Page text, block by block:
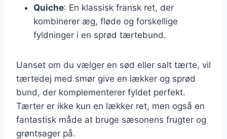
Quiche: En klassisk fransk ret, der
kombinerer æg, fløde og forskellige
fyldninger i en sprød tærtebund.
Uanset om du vælger en sød eller salt tærte, vil
tærtedej med smør give en lækker og sprød
bund, der komplementerer fyldet perfekt.
Tærter er ikke kun en lækker ret, men også en
fantastisk måde at bruge sæsonens frugter og
grøntsager på.